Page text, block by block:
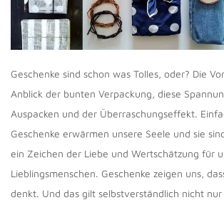
Geschenke sind schon was Tolles, oder? Die
Anblick der bunten Verpackung, diese
Auspacken und der Überraschungseffekt.
Geschenke erwärmen unsere Seele und sie
ein Zeichen der Liebe und Wertschätzung für
Lieblingsmenschen. Geschenke zeigen uns,
denkt. Und das gilt selbstverständlich nicht